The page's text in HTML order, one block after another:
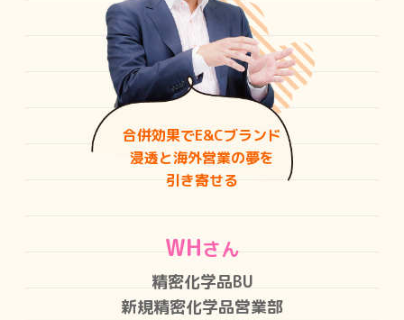
合併効果でE&Cブランド
浸透と海外営業の夢を
引き寄せる
WHさん
精密化学品BU
新規精密化学品営業部